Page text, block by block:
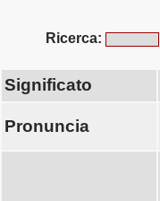
Ricerca:
Significato
Pronuncia